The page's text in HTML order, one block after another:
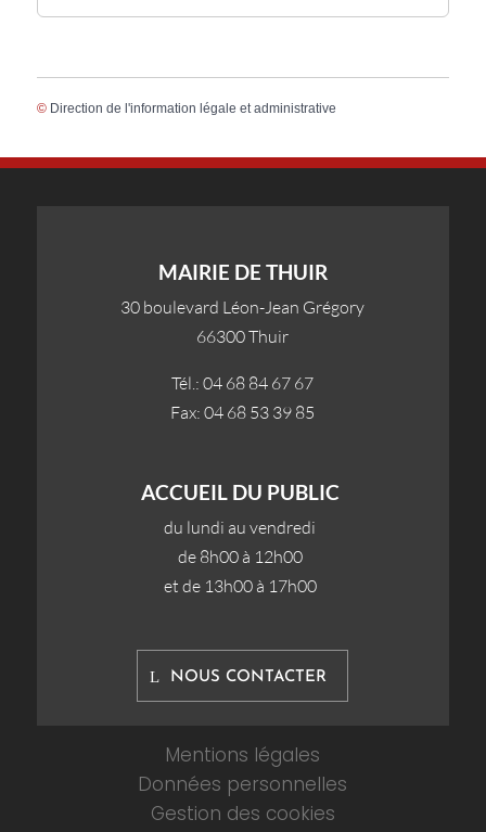
© Direction de l'information légale et administrative
MAIRIE DE THUIR
30 boulevard Léon-Jean Grégory
66300 Thuir
Tél.: 04 68 84 67 67
Fax: 04 68 53 39 85
ACCUEIL DU PUBLIC
du lundi au vendredi
de 8h00 à 12h00
et de 13h00 à 17h00
NOUS CONTACTER
Mentions légales
Données personnelles
Gestion des cookies